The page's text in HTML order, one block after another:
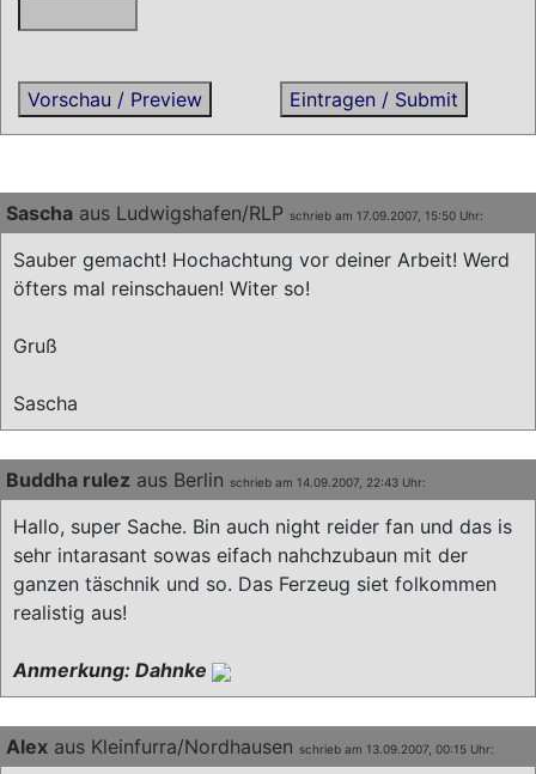
Sascha aus Ludwigshafen/RLP schrieb am 17.09.2007, 15:50 Uhr:
Sauber gemacht! Hochachtung vor deiner Arbeit! Werd
öfters mal reinschauen! Witer so!
Gruß
Sascha
Buddha rulez aus Berlin schrieb am 14.09.2007, 22:43 Uhr:
Hallo, super Sache. Bin auch night reider fan und das is
sehr intarasant sowas eifach nahchzubaun mit der
ganzen täschnik und so. Das Ferzeug siet folkommen
realistig aus!
Anmerkung: Dahnke
Alex aus Kleinfurra/Nordhausen schrieb am 13.09.2007, 00:15 Uhr: